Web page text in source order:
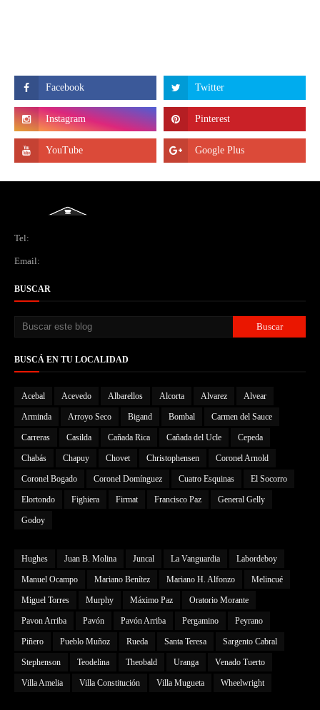
Tel:
Email:
BUSCAR
BUSCÁ EN TU LOCALIDAD
Acebal Acevedo Albarellos Alcorta Alvarez Alvear
Arminda Arroyo Seco Bigand Bombal Carmen del Sauce
Carreras Casilda Cañada Rica Cañada del Ucle Cepeda
Chabás Chapuy Chovet Christophensen Coronel Arnold
Coronel Bogado Coronel Domínguez Cuatro Esquinas El Socorro
Elortondo Fighiera Firmat Francisco Paz General Gelly
Godoy
Hughes Juan B. Molina Juncal La Vanguardia Labordeboy
Manuel Ocampo Mariano Benítez Mariano H. Alfonzo Melincué
Miguel Torres Murphy Máximo Paz Oratorio Morante
Pavon Arriba Pavón Pavón Arriba Pergamino Peyrano
Piñero Pueblo Muñoz Rueda Santa Teresa Sargento Cabral
Stephenson Teodelina Theobald Uranga Venado Tuerto
Villa Amelia Villa Constitución Villa Mugueta Wheelwright